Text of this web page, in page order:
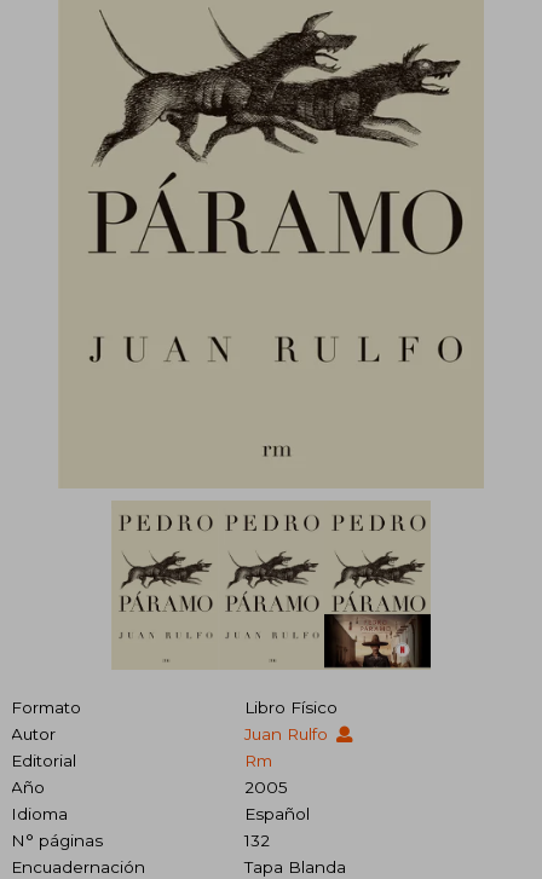
Formato
Libro Físico
Autor
Juan Rulfo
Editorial
Rm
Año
2005
Idioma
Español
N° páginas
132
Encuadernación
Tapa Blanda